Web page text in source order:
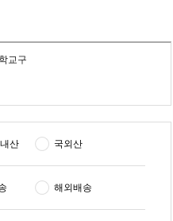
교구
산 국외산
해외배송